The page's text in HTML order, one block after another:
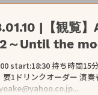
|【観覧
～Until the
ンク込み 観客
1ドリンクオーダー 演